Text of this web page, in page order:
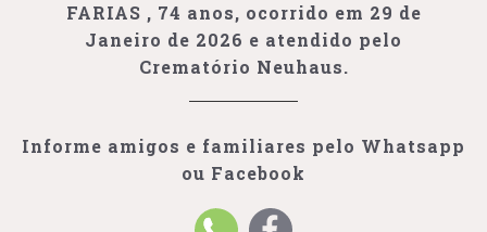
FARIAS , 74 anos, ocorrido em 29 de
Janeiro de 2026 e atendido pelo
Crematório Neuhaus.
Informe amigos e familiares pelo Whatsapp
ou Facebook